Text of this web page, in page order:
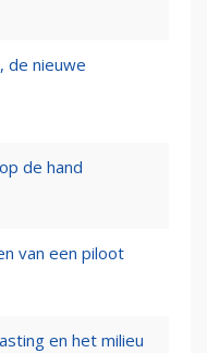
de nieuwe
de hand
van een piloot
en het milieu